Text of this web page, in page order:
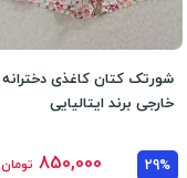
شورتک کتان کاغذی دخترانه
خارجی برند ایتالیایی
29%
850,000 تومان